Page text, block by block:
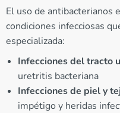
El uso de antibacterianos
condiciones infecciosas
especializada:
Infecciones del tracto
uretritis bacteriana
Infecciones de piel y
impétigo y heridas